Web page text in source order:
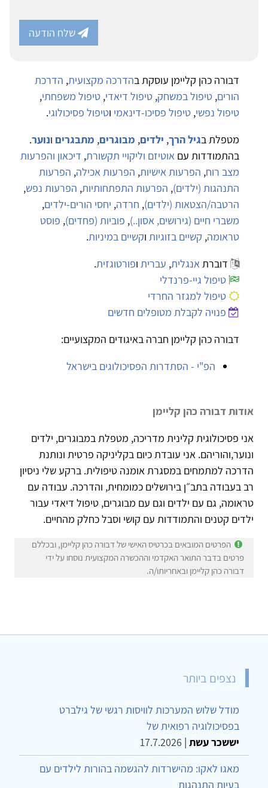
שלח הודעה
דבורה כהן קליימן עוסקת בהדרכה מקצועית, הדרכת
הורים, טיפול במשחק, טיפול דיאדי, טיפול משפחתי,
טיפול נפשי, טיפול פסיכו-דינאמי וטיפול פסיכולוגי.
מטפלת בגיל הרך, ילדים, מבוגרים, מתבגרים ונוער.
בהתמודדות עם אוטיזם וליקויי תקשורת, דיכאון והפרעות
מצב רוח, הפרעות אישיות, הפרעות אכילה, הפרעות
התנהגות (ילדים), הפרעות התפתחותיות, הפרעות נפש,
הרטבה/הצטאות (ילדים), חרדה, יחסי הורים-ילדים,
משברי חיים (גירושים, אסון..), פוביות (פחדים), פוסט
טראומה, קשיים בזוגיות וקשיים במיניות.
דוברתאנגלית, עברית ופורטוגזית.
טיפול גיי-פרנדלי
טיפול למגזר החרדי
פנויה לקבלת מטופלים חדשים
דבורה כהן קליימן חברה באיגודים המקצועיים:
הפ"י - הסתדרות הפסיכולוגים בישראל
אודות דבורה כהן קליימן
אני פסיכולוגית קלינית מדריכה, מטפלת במבוגרים, ילדים
ונוער,והוריהם. אני עובדת כיום בקליניקה פרטית ונותנת
הדרכה למתמחים במסגרת אומנה טיפולית. ברקע שלי ניסיון
רב בעבודה בתב״ן בירושלים כמומחית, והדרכה. עבודה עם
טראומה, גם עם ילדים וגם עם מבוגרים, טיפול דיאדי עבור
ילדים קטנים והתמודדות עם קושי וסבל כחלק מהחיים.
הפרטים המובאים בכרטיס האישי של דבורה כהן קליימן, ובכללם
פרטים בדבר התואר האקדמי וההכשרה המקצועית נוסחו על ידי
דבורה כהן קליימן ובאחריותו/ה.
נצפים ביותר
מודל שלוש המערכות לוויסות רגשי של גילברט
בפסיכולוגיה רפואית של
יששכר עשת |
17.7.2026
מאגו לאקו: מהישרדות להגשמה בהורות לילדים עם
בעיות התנהגות